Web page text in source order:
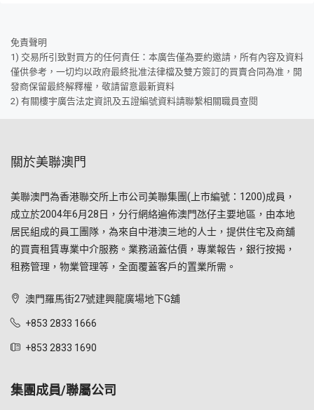
免責聲明
1) 交易所引致對買方的任何責任：本廣告僅為要約邀請，所有內容及資料
僅供參考，一切均以政府最終批准法律檔及雙方簽訂的買賣合同為准，開
發商保留最終解釋權，敬請留意最新資料
2) 有關樓宇廣告法定資訊及五證編號資料請聯繫相關職員查閱
關於美聯澳門
美聯澳門為香港聯交所上市公司美聯集團(上市編號：1200)成員，
成立於2004年6月28日，分行網絡遍佈澳門氹仔主要地區，由本地
居民組成的員工團隊，為來自中港澳三地的人士，提供住宅及商舖
的買賣租賃專業中介服務。業務涵蓋估價，專業報告，銀行按揭，
租務管理，物業管理等，全面覆蓋客戶的置業所需。
澳門羅馬街27號建興龍廣場地下G舖
+853 2833 1666
+853 2833 1690
集團成員/聯屬公司